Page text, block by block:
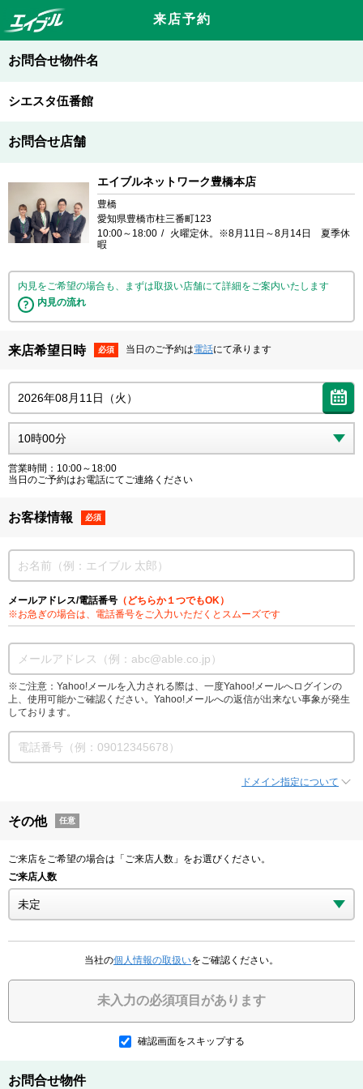
来店予約
お問合せ物件名
シエスタ伍番館
お問合せ店舗
エイブルネットワーク豊橋本店
豊橋
愛知県豊橋市柱三番町123
10:00～18:00
火曜定休。※8月11日～8月14日 夏季休
暇
内見をご希望の場合も、まずは取扱い店舗にて詳細をご案内いたします
内見の流れ
来店希望日時 必須 当日のご予約は電話にて承ります
営業時間：10:00～18:00
当日のご予約はお電話にてご連絡ください
お客様情報 必須
メールアドレス/電話番号 （どちらか１つでもOK）
※お急ぎの場合は、電話番号をご入力いただくとスムーズです
※ご注意：Yahoo!メールを入力される際は、一度Yahoo!メールへログインの
上、使用可能かご確認ください。Yahoo!メールへの返信が出来ない事象が発生
しております。
ドメイン指定について
その他 任意
ご来店をご希望の場合は「ご来店人数」をお選びください。
ご来店人数
当社の個人情報の取扱いをご確認ください。
未入力の必須項目があります
確認画面をスキップする
お問合せ物件